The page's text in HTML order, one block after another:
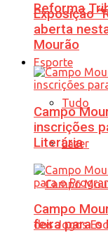
Reforma
Esporte
Tudo
Lazer
Exposição
aberta
Mourão
Campo
inscrições
Literária
Campo
feira para o